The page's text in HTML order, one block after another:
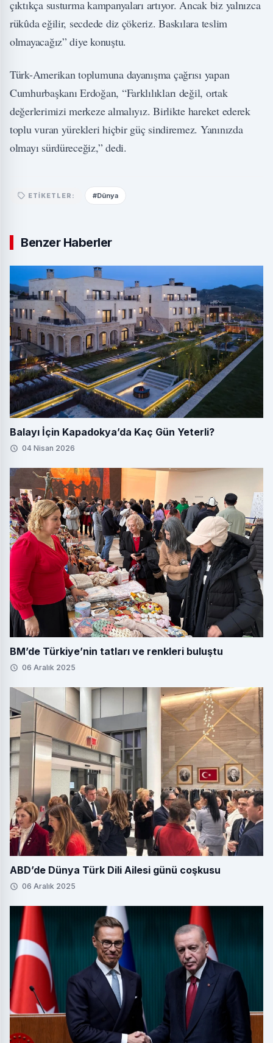
çıktıkça susturma kampanyaları artıyor. Ancak biz yalnızca
rükûda eğilir, secdede diz çökeriz. Baskılara teslim
olmayacağız” diye konuştu.
Türk-Amerikan toplumuna dayanışma çağrısı yapan
Cumhurbaşkanı Erdoğan, “Farklılıkları değil, ortak
değerlerimizi merkeze almalıyız. Birlikte hareket ederek
toplu vuran yürekleri hiçbir güç sindiremez. Yanınızda
olmayı sürdüreceğiz,” dedi.
ETIKETLER: #Dünya
Benzer Haberler
Balayı İçin Kapadokya’da Kaç Gün Yeterli?
04 Nisan 2026
BM’de Türkiye’nin tatları ve renkleri buluştu
06 Aralık 2025
ABD’de Dünya Türk Dili Ailesi günü coşkusu
06 Aralık 2025